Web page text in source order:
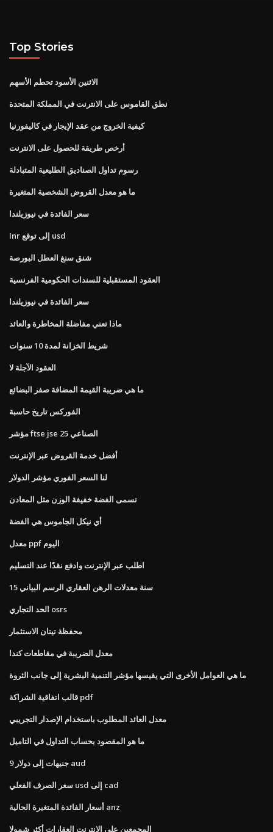
Top Stories
الاثنين الأسود تحطم الأسهم
نطق القاموس على الانترنت في المملكة المتحدة
كيفية الخروج من عقد الإيجار في كاليفورنيا
أرخص طريقة للحصول على الانترنت
رسوم تداول الصناديق الطليعية المتبادلة
ما هو معدل القروض الشخصية المتغيرة
سعر الفائدة في نيوزيلندا
Inr إلى توقع usd
شنق سنغ العطل البورصة
العقود المستقبلية للسندات الحكومية الفرنسية
سعر الفائدة في نيوزيلندا
ماذا تعني مفاضلة المخاطرة والعائد
شريط الخزانة لمدة 10 سنوات
العقود الآجلة لا
ما هي ضريبة القيمة المضافة صفر البضائع
الفوركس تاريخ حاسبة
مؤشر ftse jse الصناعي 25
أفضل خدمة القروض عبر الإنترنت
لنا السعر الفوري مؤشر الدولار
تسمى الفضة خفيفة الوزن مثل المعادن
أي نيكل الجاموس هي الفضة
معدل ppf اليوم
اطلب عبر الإنترنت وادفع نقدًا عند التسليم
15 سنة معدلات الرهن العقاري الرسم البياني
الحد التجاري osrs
محفظة تيتان الاستثمار
معدل الضريبة في مقاطعات كندا
ما هي العوامل الأخرى التي يقيسها مؤشر التنمية البشرية إلى جانب الثروة
قالب اتفاقية الشراكة pdf
معدل العائد المطلوب باستخدام الإصدار التجريبي
ما هو المقصود بحساب التداول في التاميل
9 جنيهات إلى دولار aud
سعر الصرف الفعلي usd إلى cad
أسعار الفائدة المتغيرة الحالية anz
المجمعين على الانترنت العقارات أكثر شمولا